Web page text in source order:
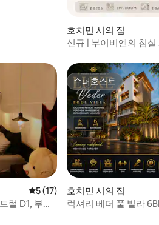
호치민 시의 집
신규 | 부이비엔의 침실
평점 5점(5점 만점), 후기 17개
5 (17)
럴 D1, 부이
슈퍼호스트
슈퍼호스트
호치민 시의 집
럭셔리 베더 풀 빌라